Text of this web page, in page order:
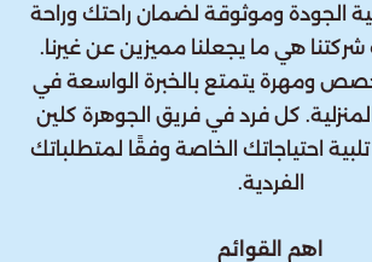
الجودة وموثوقة لضمان راحتك وراحة
هي ما يجعلنا مميزين عن غيرنا.
ومهرة يتمتع بالخبرة الواسعة في
كل فرد في فريق الجوهرة كلين
احتياجاتك الخاصة وفقًا لمتطلباتك
الفردية.
اهم القوائم